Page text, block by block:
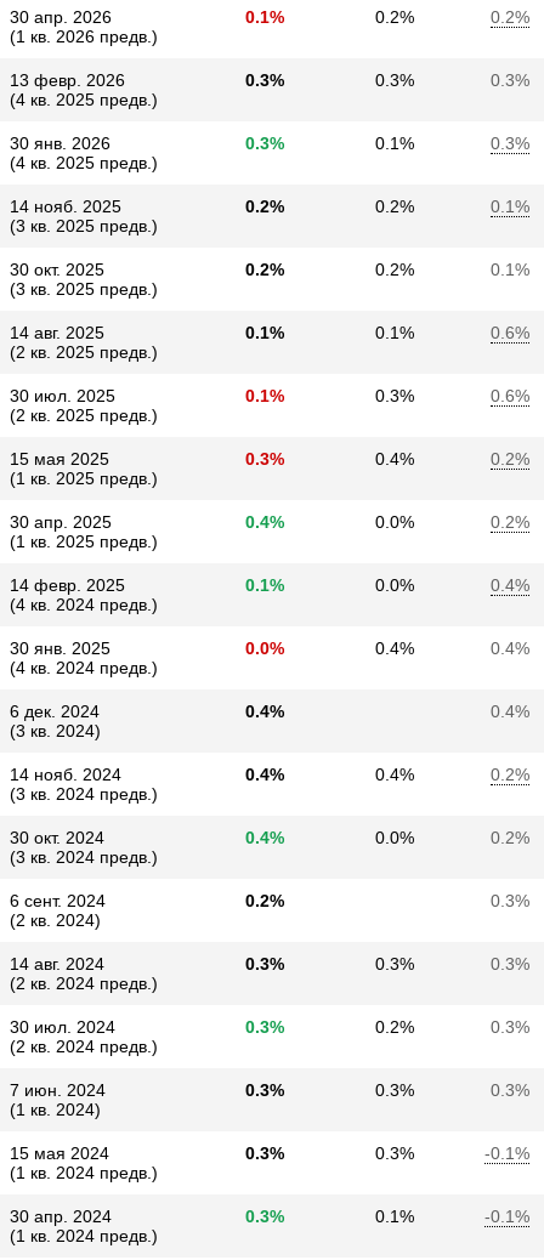
30 апр. 2026
(1 кв. 2026 предв.)
0.1% 0.2% 0.2%
13 февр. 2026
(4 кв. 2025 предв.)
0.3% 0.3% 0.3%
30 янв. 2026
(4 кв. 2025 предв.)
0.3% 0.1% 0.3%
14 нояб. 2025
(3 кв. 2025 предв.)
0.2% 0.2% 0.1%
30 окт. 2025
(3 кв. 2025 предв.)
0.2% 0.2% 0.1%
14 авг. 2025
(2 кв. 2025 предв.)
0.1% 0.1% 0.6%
30 июл. 2025
(2 кв. 2025 предв.)
0.1% 0.3% 0.6%
15 мая 2025
(1 кв. 2025 предв.)
0.3% 0.4% 0.2%
30 апр. 2025
(1 кв. 2025 предв.)
0.4% 0.0% 0.2%
14 февр. 2025
(4 кв. 2024 предв.)
0.1% 0.0% 0.4%
30 янв. 2025
(4 кв. 2024 предв.)
0.0% 0.4% 0.4%
6 дек. 2024
(3 кв. 2024)
0.4% 0.4%
14 нояб. 2024
(3 кв. 2024 предв.)
0.4% 0.4% 0.2%
30 окт. 2024
(3 кв. 2024 предв.)
0.4% 0.0% 0.2%
6 сент. 2024
(2 кв. 2024)
0.2% 0.3%
14 авг. 2024
(2 кв. 2024 предв.)
0.3% 0.3% 0.3%
30 июл. 2024
(2 кв. 2024 предв.)
0.3% 0.2% 0.3%
7 июн. 2024
(1 кв. 2024)
0.3% 0.3% 0.3%
15 мая 2024
(1 кв. 2024 предв.)
0.3% 0.3% -0.1%
30 апр. 2024
(1 кв. 2024 предв.)
0.3% 0.1% -0.1%